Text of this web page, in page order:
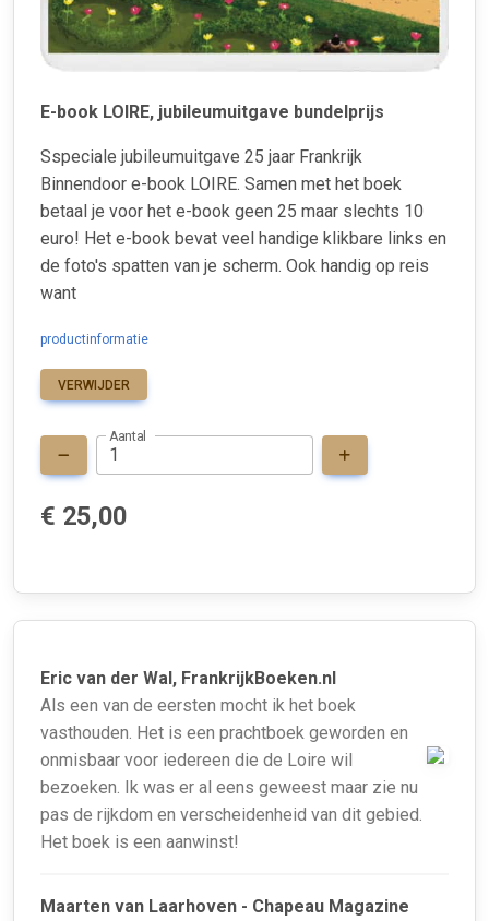
E-book LOIRE, jubileumuitgave bundelprijs
Sspeciale jubileumuitgave 25 jaar Frankrijk
Binnendoor e-book LOIRE. Samen met het boek
betaal je voor het e-book geen 25 maar slechts 10
euro! Het e-book bevat veel handige klikbare links en
de foto's spatten van je scherm. Ook handig op reis
want
productinformatie
VERWIJDER
Aantal
€ 25,00
Eric van der Wal, FrankrijkBoeken.nl
Als een van de eersten mocht ik het boek
vasthouden. Het is een prachtboek geworden en
onmisbaar voor iedereen die de Loire wil
bezoeken. Ik was er al eens geweest maar zie nu
pas de rijkdom en verscheidenheid van dit gebied.
Het boek is een aanwinst!
Maarten van Laarhoven - Chapeau Magazine